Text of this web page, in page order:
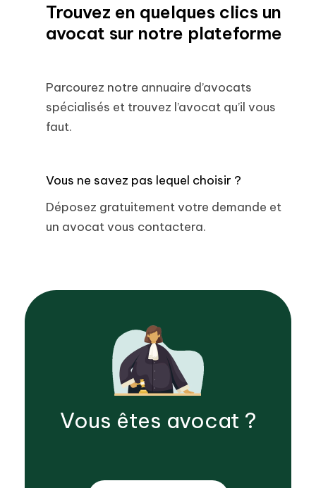
Trouvez en quelques clics un
avocat sur notre plateforme
Parcourez notre annuaire d’avocats
spécialisés et trouvez l’avocat qu’il vous
faut.
Vous ne savez pas lequel choisir ?
Déposez gratuitement votre demande et
un avocat vous contactera.
Vous êtes avocat ?